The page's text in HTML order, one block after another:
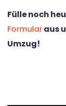
Fülle noch
Formularaus
Umzug!